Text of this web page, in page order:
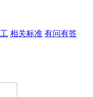
相关标准 有问有答